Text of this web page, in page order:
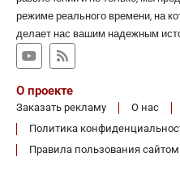
режиме реального времени, на
делает нас вашим надежным
О проекте
Заказать рекламу О нас
Политика
Правила пользования сайтом